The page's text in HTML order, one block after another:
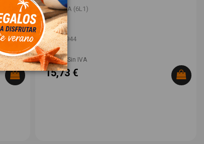
SEAT IBIZA (6L1)
OEM:-
ID:1567944
13,00 € Sin IVA
15,73 €